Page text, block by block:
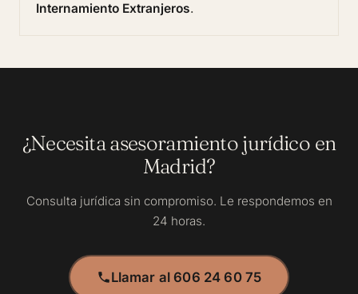
Internamiento Extranjeros.
¿Necesita asesoramiento jurídico en
Madrid?
Consulta jurídica sin compromiso. Le respondemos en
24 horas.
Llamar al 606 24 60 75